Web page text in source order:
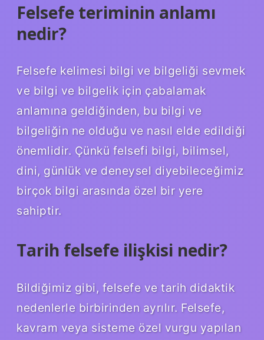
Felsefe teriminin anlamı
nedir?
Felsefe kelimesi bilgi ve bilgeliği sevmek
ve bilgi ve bilgelik için çabalamak
anlamına geldiğinden, bu bilgi ve
bilgeliğin ne olduğu ve nasıl elde edildiği
önemlidir. Çünkü felsefi bilgi, bilimsel,
dini, günlük ve deneysel diyebileceğimiz
birçok bilgi arasında özel bir yere
sahiptir.
Tarih felsefe ilişkisi nedir?
Bildiğimiz gibi, felsefe ve tarih didaktik
nedenlerle birbirinden ayrılır. Felsefe,
kavram veya sisteme özel vurgu yapılan